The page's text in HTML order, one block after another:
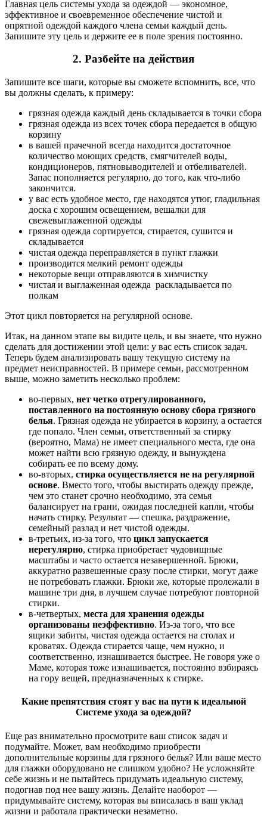
Главная цель системы ухода за одеждой — экономное,
эффективное и своевременное обеспечение чистой и
опрятной одеждой каждого члена семьи каждый день.
Запишите эту цель и держите ее в поле зрения постоянно.
2. Разбейте на действия
Запишите все шаги, которые вы сможете вспомнить, все, что
вы должны сделать, к примеру:
грязная одежда каждый день складывается в точки сбора
грязная одежда из всех точек сбора передается в общую
корзину
в вашей прачечной всегда находится достаточное
количество моющих средств, смягчителей воды,
кондиционеров, пятновыводителей и отбеливателей.
Запас пополняется регулярно, до того, как что-либо
закончится.
у вас есть удобное место, где находятся утюг, гладильная
доска с хорошим освещением, вешалки для
свежевыглаженной одежды
грязная одежда сортируется, стирается, сушится и
складывается
чистая одежда переправляется в пункт глажки
производится мелкий ремонт одежды
некоторые вещи отправляются в химчистку
чистая и выглаженная одежда раскладывается по
полкам
Этот цикл повторяется на регулярной основе.
Итак, на данном этапе вы видите цель, и вы знаете, что нужно
сделать для достижении этой цели: у вас есть список задач.
Теперь будем анализировать вашу текущую систему на
предмет неисправностей. В примере семьи, рассмотренном
выше, можно заметить несколько проблем:
во-первых, нет четко отрегулированного,
поставленного на постоянную основу сбора грязного
белья. Грязная одежда не убирается в корзину, а остается
где попало. Член семьи, ответственный за стирку
(вероятно, Мама) не имеет специального места, где она
может найти всю грязную одежду, и вынуждена
собирать ее по всему дому.
во-вторых, стирка осуществляется не на регулярной
основе. Вместо того, чтобы выстирать одежду прежде,
чем это станет срочно необходимо, эта семья
балансирует на грани, ожидая последней капли, чтобы
начать стирку. Результат — спешка, раздражение,
семейный разлад и нет чистой одежды.
в-третьих, из-за того, что цикл запускается
нерегулярно, стирка приобретает чудовищные
масштабы и часто остается незавершенной. Брюки,
аккуратно развешенные сразу после стирки, могут даже
не потребовать глажки. Брюки же, которые пролежали в
машине три дня, в лучшем случае потребуют повторной
стирки.
в-четвертых, места для хранения одежды
организованы неэффективно. Из-за того, что все
ящики забиты, чистая одежда остается на столах и
кроватях. Одежда стирается чаще, чем нужно, и
соответственно, изнашивается быстрее. Не говоря уже о
Маме, которая тоже изнашивается, постоянно взбираясь
на гору вещей, предназначенных к стирке.
Какие препятствия стоят у вас на пути к идеальной
Системе ухода за одеждой?
Еще раз внимательно просмотрите ваш список задач и
подумайте. Может, вам необходимо приобрести
дополнительные корзины для грязного белья? Или ваше место
для глажки оборудовано не слишком удобно? Не усложняйте
себе жизнь и не пытайтесь придумать идеальную систему,
подогнав под нее вашу жизнь. Делайте наоборот —
придумывайте систему, которая вы вписалась в ваш уклад
жизни и работала практически незаметно.